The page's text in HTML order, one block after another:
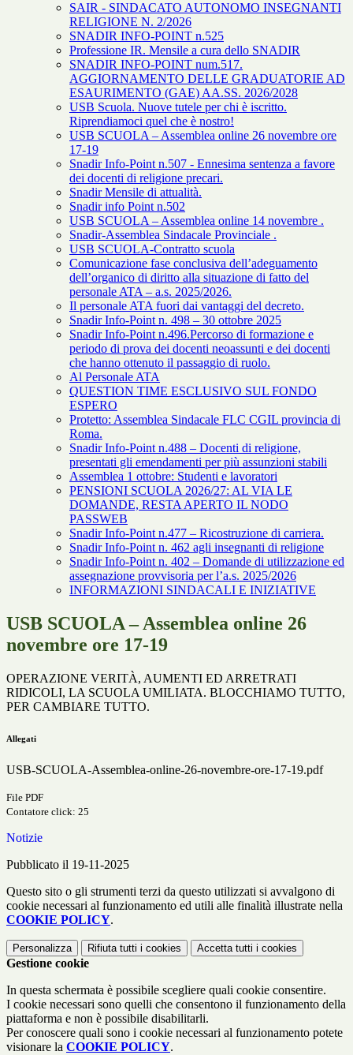
SAIR - SINDACATO AUTONOMO INSEGNANTI
RELIGIONE N. 2/2026
SNADIR INFO-POINT n.525
Professione IR. Mensile a cura dello SNADIR
SNADIR INFO-POINT num.517.
AGGIORNAMENTO DELLE GRADUATORIE AD
ESAURIMENTO (GAE) AA.SS. 2026/2028
USB Scuola. Nuove tutele per chi è iscritto.
Riprendiamoci quel che è nostro!
USB SCUOLA – Assemblea online 26 novembre ore
17-19
Snadir Info-Point n.507 - Ennesima sentenza a favore
dei docenti di religione precari.
Snadir Mensile di attualità.
Snadir info Point n.502
USB SCUOLA – Assemblea online 14 novembre .
Snadir-Assemblea Sindacale Provinciale .
USB SCUOLA-Contratto scuola
Comunicazione fase conclusiva dell’adeguamento
dell’organico di diritto alla situazione di fatto del
personale ATA – a.s. 2025/2026.
Il personale ATA fuori dai vantaggi del decreto.
Snadir Info-Point n. 498 – 30 ottobre 2025
Snadir Info-Point n.496.Percorso di formazione e
periodo di prova dei docenti neoassunti e dei docenti
che hanno ottenuto il passaggio di ruolo.
Al Personale ATA
QUESTION TIME ESCLUSIVO SUL FONDO
ESPERO
Protetto: Assemblea Sindacale FLC CGIL provincia di
Roma.
Snadir Info-Point n.488 – Docenti di religione,
presentati gli emendamenti per più assunzioni stabili
Assemblea 1 ottobre: Studenti e lavoratori
PENSIONI SCUOLA 2026/27: AL VIA LE
DOMANDE, RESTA APERTO IL NODO
PASSWEB
Snadir Info-Point n.477 – Ricostruzione di carriera.
Snadir Info-Point n. 462 agli insegnanti di religione
Snadir Info-Point n. 402 – Domande di utilizzazione ed
assegnazione provvisoria per l’a.s. 2025/2026
INFORMAZIONI SINDACALI E INIZIATIVE
USB SCUOLA – Assemblea online 26
novembre ore 17-19
OPERAZIONE VERITÀ, AUMENTI ED ARRETRATI
RIDICOLI, LA SCUOLA UMILIATA. BLOCCHIAMO TUTTO,
PER CAMBIARE TUTTO.
Allegati
USB-SCUOLA-Assemblea-online-26-novembre-ore-17-19.pdf
File PDF
Contatore click: 25
Notizie
Pubblicato il 19-11-2025
Questo sito o gli strumenti terzi da questo utilizzati si avvalgono di
cookie necessari al funzionamento ed utili alle finalità illustrate nella
COOKIE POLICY.
Personalizza Rifiuta tutti i cookies Accetta tutti i cookies
Gestione cookie
In questa schermata è possibile scegliere quali cookie consentire.
I cookie necessari sono quelli che consentono il funzionamento della
piattaforma e non è possibile disabilitarli.
Per conoscere quali sono i cookie necessari al funzionamento potete
visionare la COOKIE POLICY.